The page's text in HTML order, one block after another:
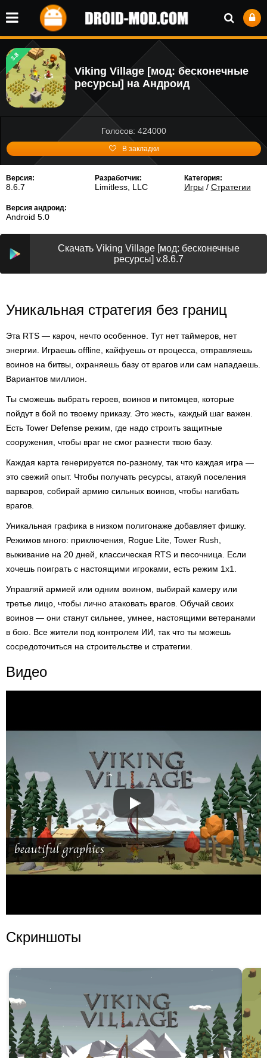
3.8
Viking Village [мод: бесконечные
ресурсы] на Андроид
Голосов: 424000
В закладки
Версия:
8.6.7
Разработчик:
Limitless, LLC
Категория:
Игры/ Стратегии
Версия андроид:
Android 5.0
Скачать Viking Village [мод: бесконечные
ресурсы] v.8.6.7
Уникальная стратегия без границ
Эта RTS — кароч, нечто особенное. Тут нет таймеров, нет
энергии. Играешь offline, кайфуешь от процесса, отправляешь
воинов на битвы, охраняешь базу от врагов или сам нападаешь.
Вариантов миллион.
Ты сможешь выбрать героев, воинов и питомцев, которые
пойдут в бой по твоему приказу. Это жесть, каждый шаг важен.
Есть Tower Defense режим, где надо строить защитные
сооружения, чтобы враг не смог разнести твою базу.
Каждая карта генерируется по-разному, так что каждая игра —
это свежий опыт. Чтобы получать ресурсы, атакуй поселения
варваров, собирай армию сильных воинов, чтобы нагибать
врагов.
Уникальная графика в низком полигонаже добавляет фишку.
Режимов много: приключения, Rogue Lite, Tower Rush,
выживание на 20 дней, классическая RTS и песочница. Если
хочешь поиграть с настоящими игроками, есть режим 1х1.
Управляй армией или одним воином, выбирай камеру или
третье лицо, чтобы лично атаковать врагов. Обучай своих
воинов — они станут сильнее, умнее, настоящими ветеранами
в бою. Все жители под контролем ИИ, так что ты можешь
сосредоточиться на строительстве и стратегии.
Видео
Скриншоты